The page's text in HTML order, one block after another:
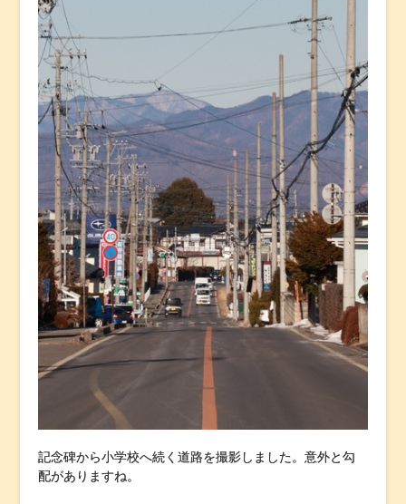
記念碑から小学校へ続く道路を撮影しました。意外と勾
配がありますね。